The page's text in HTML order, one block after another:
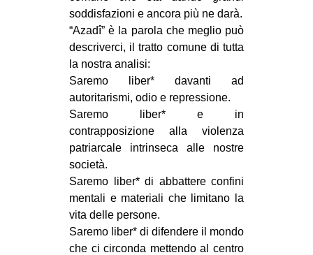
STUDENTI
CULTURE
ARTE
CINEMA
MANIFESTI
INTERNAZIONALE
AFRICA
soddisfazioni e ancora più ne darà.
“Azadî” è la parola che meglio può
descriverci, il tratto comune di tutta
la nostra analisi:
Saremo liber* davanti ad
autoritarismi, odio e repressione.
Saremo liber* e in
contrapposizione alla violenza
patriarcale intrinseca alle nostre
società.
Saremo liber* di abbattere confini
mentali e materiali che limitano la
vita delle persone.
Saremo liber* di difendere il mondo
che ci circonda mettendo al centro